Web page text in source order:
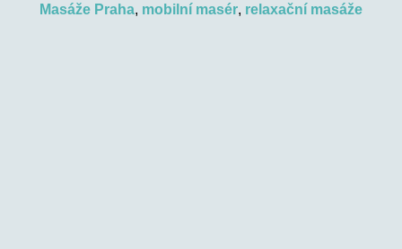
Masáže Praha, mobilní masér, relaxační masáže